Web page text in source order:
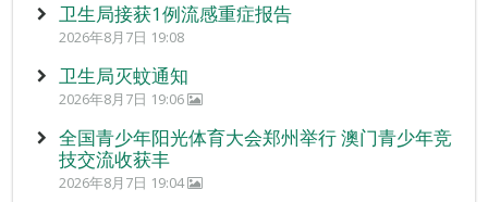
卫生局接获1例流感重症报告
2026年8月7日 19:08
卫生局灭蚊通知
2026年8月7日 19:06
全国青少年阳光体育大会郑州举行 澳门青少年竞
技交流收获丰
2026年8月7日 19:04